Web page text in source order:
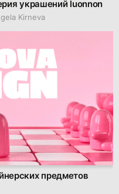
предметов
украшений luonnon
Kirneva